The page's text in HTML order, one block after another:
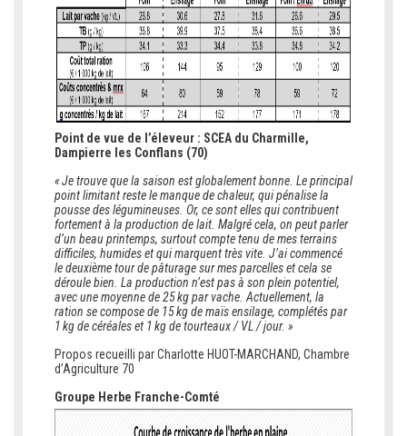
Point de vue de l’éleveur : SCEA du Charmille,
Dampierre les Conflans (70)
« Je trouve que la saison est globalement bonne. Le principal
point limitant reste le manque de chaleur, qui pénalise la
pousse des légumineuses. Or, ce sont elles qui contribuent
fortement à la production de lait. Malgré cela, on peut parler
d’un beau printemps, surtout compte tenu de mes terrains
difficiles, humides et qui marquent très vite. J’ai commencé
le deuxième tour de pâturage sur mes parcelles et cela se
déroule bien. La production n’est pas à son plein potentiel,
avec une moyenne de 25 kg par vache. Actuellement, la
ration se compose de 15 kg de maïs ensilage, complétés par
1 kg de céréales et 1 kg de tourteaux / VL / jour. »
Propos recueilli par Charlotte HUOT-MARCHAND, Chambre
d’Agriculture 70
Groupe Herbe Franche-Comté